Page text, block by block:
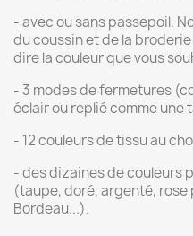
- avec ou sans passepoil.
du coussin et de la
dire la couleur que vous
- 3 modes de fermetures
éclair ou replié comme une
- 12 couleurs de tissu au
- des dizaines de couleurs
(taupe, doré, argenté, rose
Bordeau...).